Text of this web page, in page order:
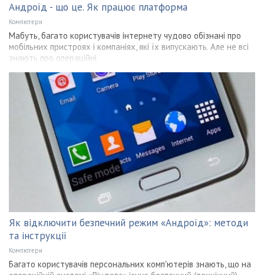
Андроїд - що це. Як працює платформа
Компютери
Мабуть, багато користувачів інтернету чудово обізнані про
мобільних пристроях і компаніях, які їх випускають. Але не всі
знають про операційні
Як відключити безпечний режим «Андроїд»: методи
та інструкції
Компютери
Багато користувачів персональних комп'ютерів знають, що на